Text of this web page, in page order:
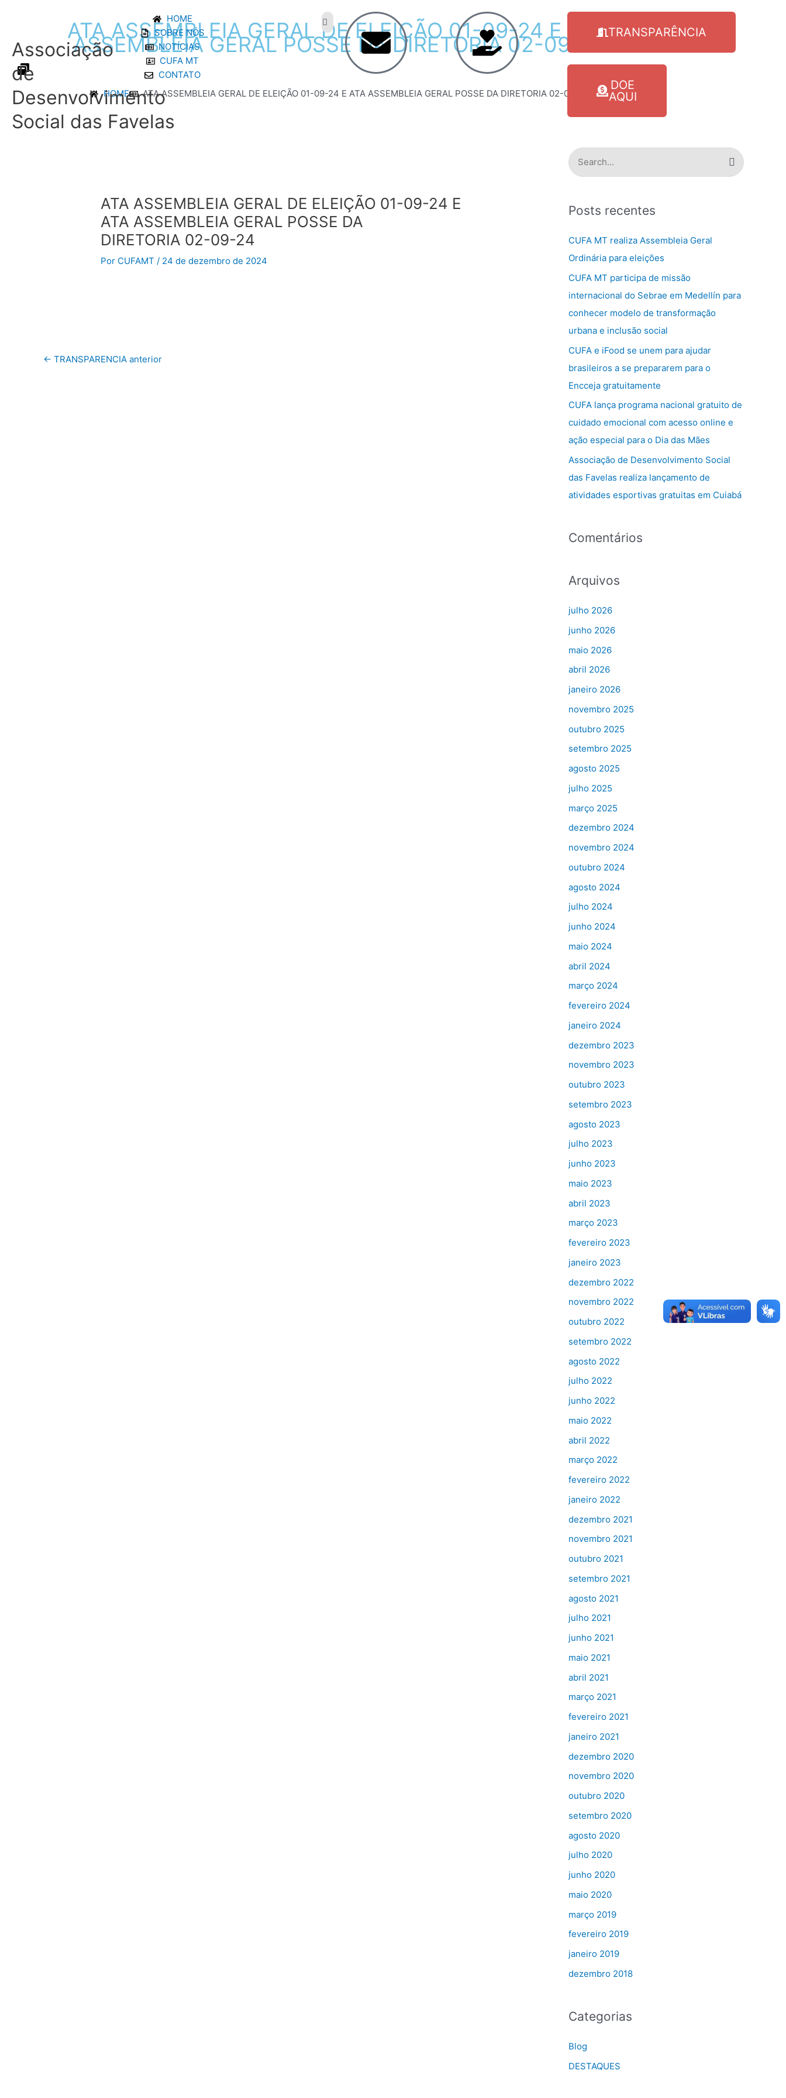
conteúdo
Associação
de
Desenvolvimento
Social das Favelas
HOME
SOBRE NÓS
NOTÍCIAS
CUFA MT
CONTATO
TRANSPARÊNCIA
DOE
AQUI
ATA ASSEMBLEIA GERAL DE ELEIÇÃO 01-09-24 E ATA
ASSEMBLEIA GERAL POSSE DA DIRETORIA 02-09-24
HOME ATA ASSEMBLEIA GERAL DE ELEIÇÃO 01-09-24 E ATA ASSEMBLEIA GERAL POSSE DA DIRETORIA 02-09-24
ATA ASSEMBLEIA GERAL DE ELEIÇÃO 01-09-24 E
ATA ASSEMBLEIA GERAL POSSE DA
DIRETORIA 02-09-24
Por CUFAMT/ 24 de dezembro de 2024
← TRANSPARENCIA anterior
P
q
u
r
:
Posts recentes
CUFA MT realiza Assembleia Geral
Ordinária para eleições
CUFA MT participa de missão
internacional do Sebrae em Medellín para
conhecer modelo de transformação
urbana e inclusão social
CUFA e iFood se unem para ajudar
brasileiros a se prepararem para o
Encceja gratuitamente
CUFA lança programa nacional gratuito de
cuidado emocional com acesso online e
ação especial para o Dia das Mães
Associação de Desenvolvimento Social
das Favelas realiza lançamento de
atividades esportivas gratuitas em Cuiabá
Comentários
Arquivos
julho 2026
junho 2026
maio 2026
abril 2026
janeiro 2026
novembro 2025
outubro 2025
setembro 2025
agosto 2025
julho 2025
março 2025
dezembro 2024
novembro 2024
outubro 2024
agosto 2024
julho 2024
junho 2024
maio 2024
abril 2024
março 2024
fevereiro 2024
janeiro 2024
dezembro 2023
novembro 2023
outubro 2023
setembro 2023
agosto 2023
julho 2023
junho 2023
maio 2023
abril 2023
março 2023
fevereiro 2023
janeiro 2023
dezembro 2022
novembro 2022
outubro 2022
setembro 2022
agosto 2022
julho 2022
junho 2022
maio 2022
abril 2022
março 2022
fevereiro 2022
janeiro 2022
dezembro 2021
novembro 2021
outubro 2021
setembro 2021
agosto 2021
julho 2021
junho 2021
maio 2021
abril 2021
março 2021
fevereiro 2021
janeiro 2021
dezembro 2020
novembro 2020
outubro 2020
setembro 2020
agosto 2020
julho 2020
junho 2020
maio 2020
março 2019
fevereiro 2019
janeiro 2019
dezembro 2018
Categorias
Blog
DESTAQUES